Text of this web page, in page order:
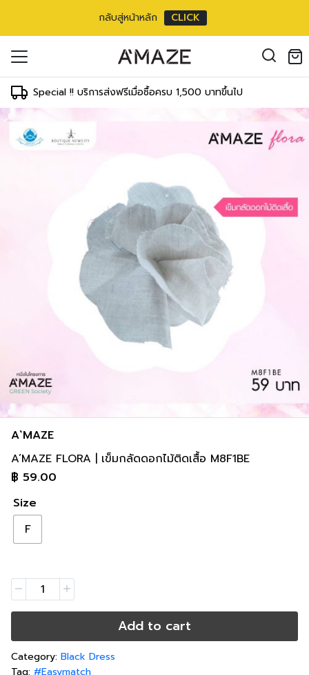
กลับสู่หน้าหลัก CLICK
Special !! บริการส่งฟรีเมื่อซื้อครบ 1,500 บาทขึ้นไป
A`MAZE
A’MAZE FLORA | เข็มกลัดดอกไม้ติดเสื้อ M8F1BE
฿ 59.00
Size
F
Add to cart
Category: Black Dress
Tag: #Easymatch
in the cart.
address*
คลิกที่นี่เพื่อสมัครสมาชิก